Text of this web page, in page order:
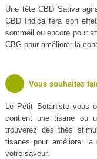
Une tête CBD Sativa
CBD Indica fera son
sommeil ou encore pour
CBG pour améliorer la
Vous souhaitez
Le Petit Botaniste vous
contient une tisane ou
trouverez des thés
tisanes pour améliorer
votre saveur.